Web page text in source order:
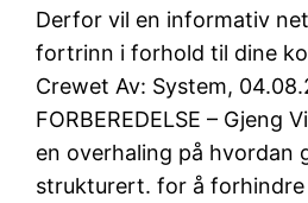
Derfor vil en informativ
fortrinn i forhold til dine
Crewet Av: System,
FORBEREDELSE – Gjeng
en overhaling på hvordan
strukturert. for å